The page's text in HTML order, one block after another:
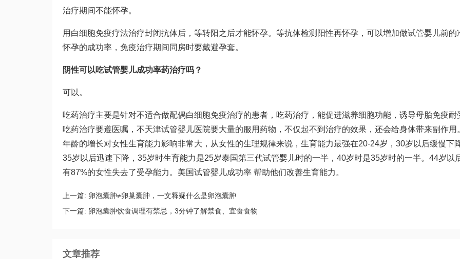
治疗期间不能怀孕。
用白细胞免疫疗法治疗封闭抗体后，等转阳之后才能怀孕。等抗体检测阳性再怀孕，可以增加做试管婴儿前的
怀孕的成功率，免疫治疗期间同房时要戴避孕套。
阴性可以吃试管婴儿成功率药治疗吗？
可以。
吃药治疗主要是针对不适合做配偶白细胞免疫治疗的患者，吃药治疗，能促进滋养细胞功能，诱导母胎免疫耐
吃药治疗要遵医嘱，不天津试管婴儿医院要大量的服用药物，不仅起不到治疗的效果，还会给身体带来副作用
年龄的增长对女性生育能力影响非常大，从女性的生理规律来说，生育能力最强在20-24岁，30岁以后缓慢下
35岁以后迅速下降，35岁时生育能力是25岁泰国第三代试管婴儿时的一半，40岁时是35岁时的一半。44岁以
有87%的女性失去了受孕能力。美国试管婴儿成功率 帮助他们改善生育能力。
上一篇: 卵泡囊肿≠卵巢囊肿，一文释疑什么是卵泡囊肿
下一篇: 卵泡囊肿饮食调理有禁忌，3分钟了解禁食、宜食食物
文章推荐